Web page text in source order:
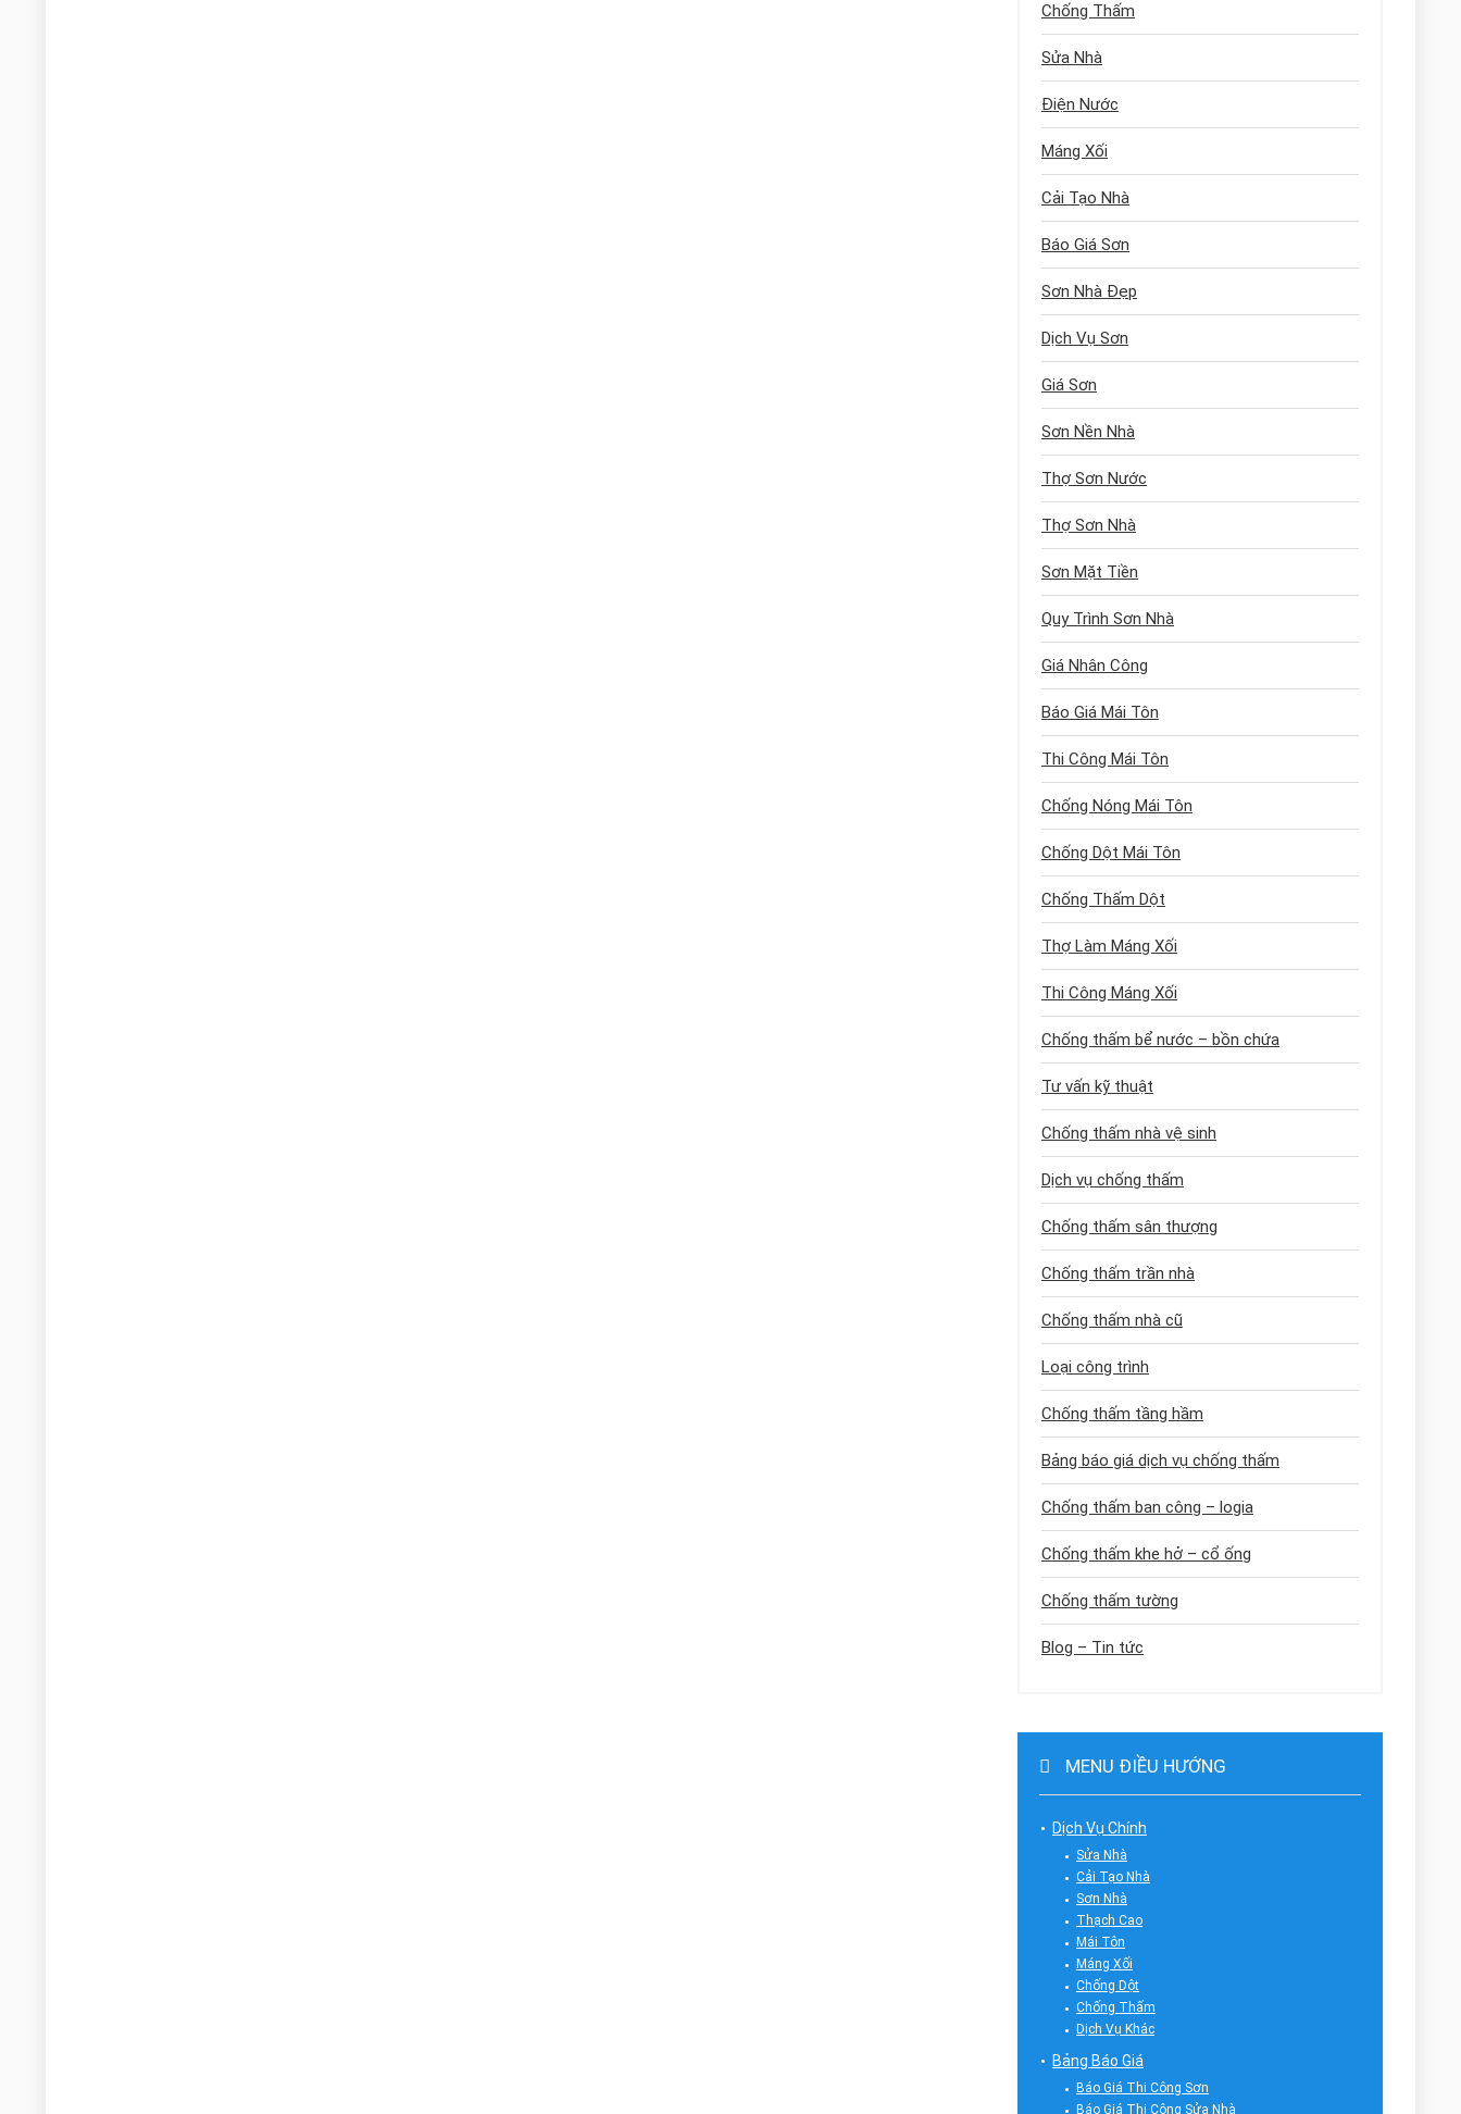
Chống Thấm
Sửa Nhà
Điện Nước
Máng Xối
Cải Tạo Nhà
Báo Giá Sơn
Sơn Nhà Đẹp
Dịch Vụ Sơn
Giá Sơn
Sơn Nền Nhà
Thợ Sơn Nước
Thợ Sơn Nhà
Sơn Mặt Tiền
Quy Trình Sơn Nhà
Giá Nhân Công
Báo Giá Mái Tôn
Thi Công Mái Tôn
Chống Nóng Mái Tôn
Chống Dột Mái Tôn
Chống Thấm Dột
Thợ Làm Máng Xối
Thi Công Máng Xối
Chống thấm bể nước – bồn chứa
Tư vấn kỹ thuật
Chống thấm nhà vệ sinh
Dịch vụ chống thấm
Chống thấm sân thượng
Chống thấm trần nhà
Chống thấm nhà cũ
Loại công trình
Chống thấm tầng hầm
Bảng báo giá dịch vụ chống thấm
Chống thấm ban công – logia
Chống thấm khe hở – cổ ống
Chống thấm tường
Blog – Tin tức
MENU ĐIỀU HƯỚNG
Dịch Vụ Chính
Sửa Nhà
Cải Tạo Nhà
Sơn Nhà
Thạch Cao
Mái Tôn
Máng Xối
Chống Dột
Chống Thấm
Dịch Vụ Khác
Bảng Báo Giá
Báo Giá Thi Công Sơn
Báo Giá Thi Công Sửa Nhà